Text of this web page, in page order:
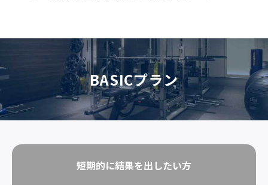
BASICプラン
短期的に結果を出したい方